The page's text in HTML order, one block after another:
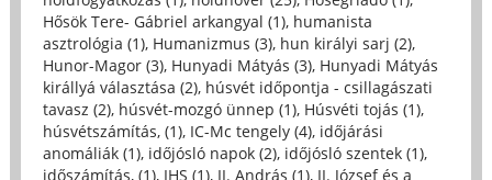
Hősök Tere- Gábriel arkangyal (1), humanista
asztrológia (1), Humanizmus (3), hun királyi sarj (2),
Hunor-Magor (3), Hunyadi Mátyás (3), Hunyadi Mátyás
királlyá választása (2), húsvét időpontja - csillagászati
tavasz (2), húsvét-mozgó ünnep (1), Húsvéti tojás (1),
húsvétszámítás, (1), IC-Mc tengely (4), időjárási
anomáliák (1), időjósló napok (2), időjósló szentek (1),
időszámítás, (1), IHS (1), II. András (1), II. József és a